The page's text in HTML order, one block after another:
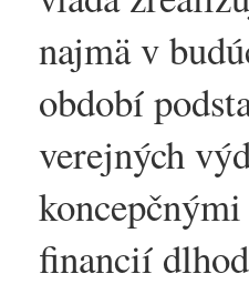
najmä v
období
verejných
financií